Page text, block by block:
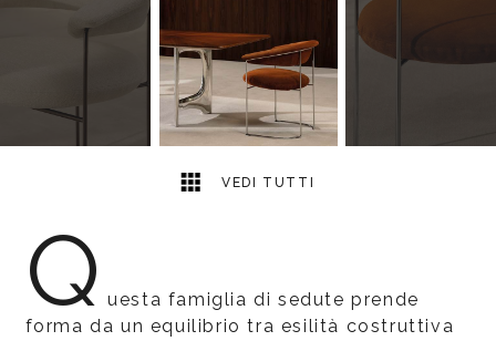
VEDI TUTTI
Q uesta famiglia di sedute prende
forma da un equilibrio tra esilità costruttiva